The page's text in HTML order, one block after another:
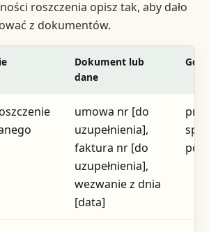
roszczenia opisz tak, aby dało
z dokumentów.
Dokument lub
dane
umowa nr [do
uzupełnienia],
faktura nr [do
uzupełnienia],
wezwanie z dnia
[data]